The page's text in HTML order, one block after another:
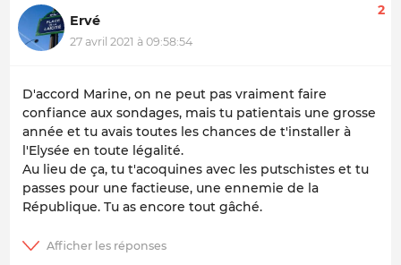
Ervé
27 avril 2021 à 09:58:54
2
D'accord Marine, on ne peut pas vraiment faire
confiance aux sondages, mais tu patientais une grosse
année et tu avais toutes les chances de t'installer à
l'Elysée en toute légalité.
Au lieu de ça, tu t'acoquines avec les putschistes et tu
passes pour une factieuse, une ennemie de la
République. Tu as encore tout gâché.